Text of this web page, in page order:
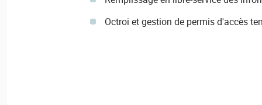
Octroi et gestion de permis d'accès